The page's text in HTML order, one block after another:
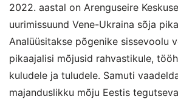
2022. aastal on Arenguseire
uurimissuund Vene-Ukraina sõja
Analüüsitakse põgenike sissevoolu
pikaajalisi mõjusid rahvastikule,
kuludele ja tuludele. Samuti
majanduslikku mõju Eestis